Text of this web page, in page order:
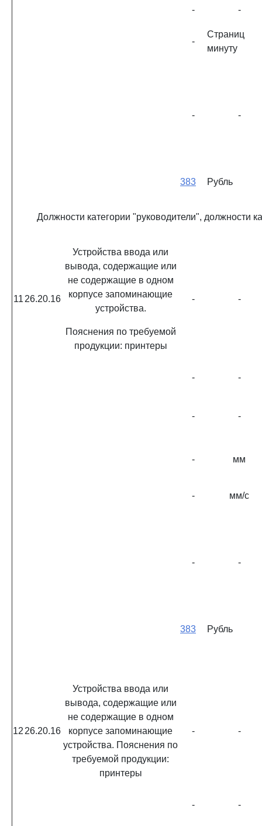
- -
-
Страниц
минуту
- -
383 Рубль
Должности категории "руководители", должности
11 26.20.16
Устройства ввода или
вывода, содержащие или
не содержащие в одном
корпусе запоминающие
устройства.
Пояснения по требуемой
продукции: принтеры
- -
- -
- -
- мм
- мм/с
- -
383 Рубль
12 26.20.16
Устройства ввода или
вывода, содержащие или
не содержащие в одном
корпусе запоминающие
устройства. Пояснения по
требуемой продукции:
принтеры
- -
- -